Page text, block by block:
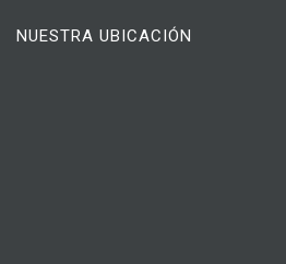
NUESTRA UBICACIÓN